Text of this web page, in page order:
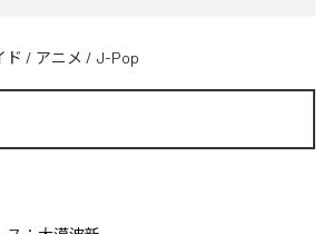
ド / アニメ / J-Pop